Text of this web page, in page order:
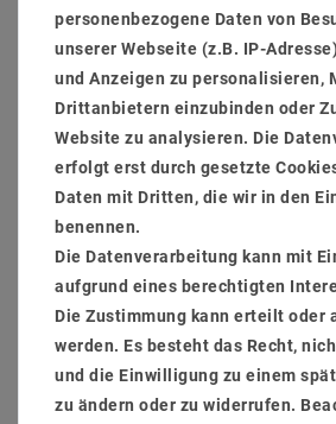
LED Strip 2835 Neutralweiß (4000k)
12V IP20
personenbezogene Daten von
unserer Webseite (z.B. IP-
und Anzeigen zu personalisieren,
Drittanbietern einzubinden oder
Website zu analysieren. Die
erfolgt erst durch gesetzte
Daten mit Dritten, die wir in den
benennen.
Die Datenverarbeitung kann mit
aufgrund eines berechtigten
Die Zustimmung kann erteilt oder
werden. Es besteht das Recht,
und die Einwilligung zu einem
zu ändern oder zu widerrufen.